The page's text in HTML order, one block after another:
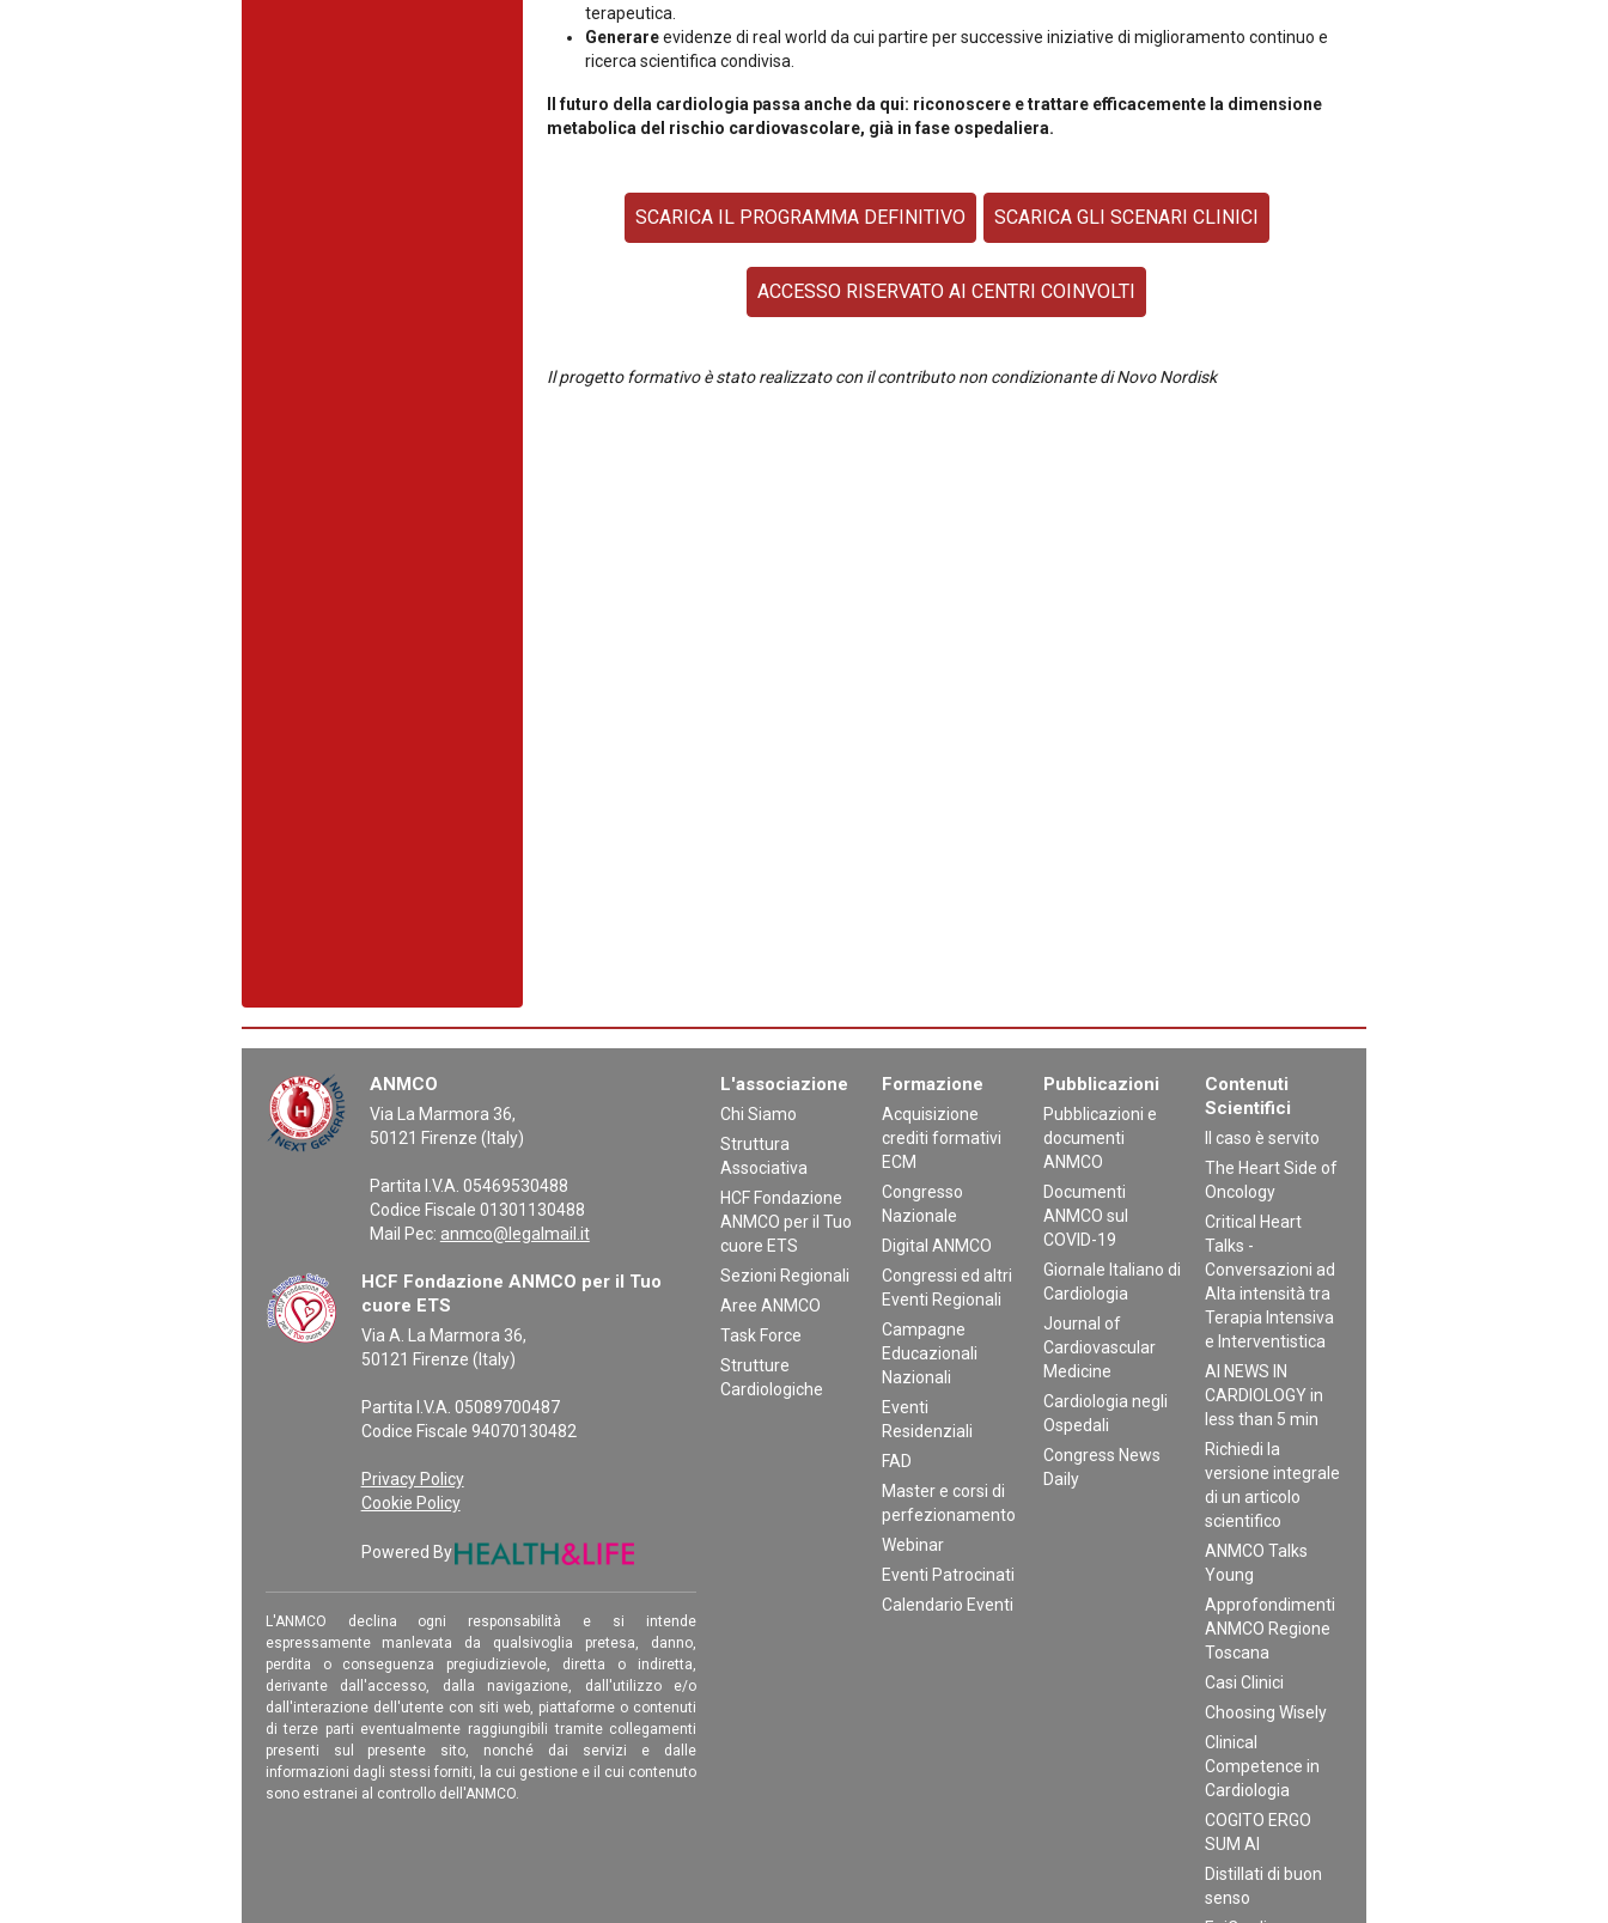
terapeutica.
Generareevidenze di real world da cui partire per successive iniziative di miglioramento continuo e
ricerca scientifica condivisa.
Il futuro della cardiologia passa anche da qui: riconoscere e trattare efficacemente la dimensione
metabolica del rischio cardiovascolare, già in fase ospedaliera.
SCARICA IL PROGRAMMA DEFINITIVO SCARICA GLI SCENARI CLINICI
ACCESSO RISERVATO AI CENTRI COINVOLTI
Il progetto formativo è stato realizzato con il contributo non condizionante di Novo Nordisk
ANMCO
Via La Marmora 36,
50121 Firenze (Italy)
Partita I.V.A. 05469530488
Codice Fiscale 01301130488
Mail Pec: anmco@legalmail.it
HCF Fondazione ANMCO per il Tuo
cuore ETS
Via A. La Marmora 36,
50121 Firenze (Italy)
Partita I.V.A. 05089700487
Codice Fiscale 94070130482
Privacy Policy
Cookie Policy
Powered By
L'ANMCO declina ogni responsabilità e si intende
espressamente manlevata da qualsivoglia pretesa, danno,
perdita o conseguenza pregiudizievole, diretta o indiretta,
derivante dall'accesso, dalla navigazione, dall'utilizzo e/o
dall'interazione dell'utente con siti web, piattaforme o contenuti
di terze parti eventualmente raggiungibili tramite collegamenti
presenti sul presente sito, nonché dai servizi e dalle
informazioni dagli stessi forniti, la cui gestione e il cui contenuto
sono estranei al controllo dell'ANMCO.
L'associazione
Chi Siamo
Struttura
Associativa
HCF Fondazione
ANMCO per il Tuo
cuore ETS
Sezioni Regionali
Aree ANMCO
Task Force
Strutture
Cardiologiche
Formazione
Acquisizione
crediti formativi
ECM
Congresso
Nazionale
Digital ANMCO
Congressi ed altri
Eventi Regionali
Campagne
Educazionali
Nazionali
Eventi
Residenziali
FAD
Master e corsi di
perfezionamento
Webinar
Eventi Patrocinati
Calendario Eventi
Pubblicazioni
Pubblicazioni e
documenti
ANMCO
Documenti
ANMCO sul
COVID-19
Giornale Italiano di
Cardiologia
Journal of
Cardiovascular
Medicine
Cardiologia negli
Ospedali
Congress News
Daily
Contenuti
Scientifici
Il caso è servito
The Heart Side of
Oncology
Critical Heart
Talks -
Conversazioni ad
Alta intensità tra
Terapia Intensiva
e Interventistica
AI NEWS IN
CARDIOLOGY in
less than 5 min
Richiedi la
versione integrale
di un articolo
scientifico
ANMCO Talks
Young
Approfondimenti
ANMCO Regione
Toscana
Casi Clinici
Choosing Wisely
Clinical
Competence in
Cardiologia
COGITO ERGO
SUM AI
Distillati di buon
senso